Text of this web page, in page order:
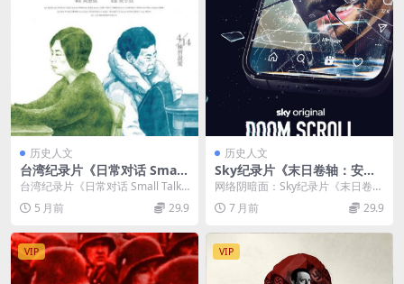
历史人文
台湾纪录片《日常对话 Small
Talk 2016》国语中字 720P/
MP4/1.64G 高分人文纪录片
台湾纪录片《日常对话 Small Talk
2016》：沉默屋檐下的母女和解与
记...5 月前 29.9
历史人文
Sky纪录片《末日卷轴：安德
鲁·泰特和互联网的阴暗面 Do
om Scroll: Andrew Tate an
d the Dark Side of the Inte
水印纯净版 1080P/MKV/1.65
G 网络阴暗面
网络阴暗面：Sky纪录片《末日卷
轴：安德鲁·泰特和互联网的阴暗面
Doom Scr...
7 月前 29.9
VIP VIP